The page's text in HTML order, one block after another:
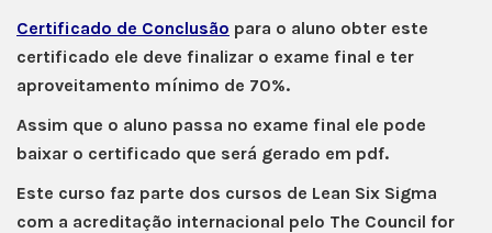
Certificado de Conclusão para o aluno obter este
certificado ele deve finalizar o exame final e ter
aproveitamento mínimo de 70%.
Assim que o aluno passa no exame final ele pode
baixar o certificado que será gerado em pdf.
Este curso faz parte dos cursos de Lean Six Sigma
com a acreditação internacional pelo The Council for